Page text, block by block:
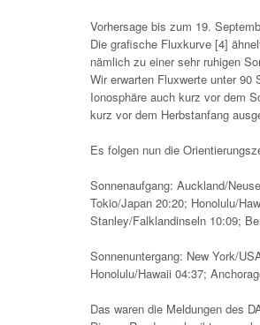
Vorhersage bis zum 19.
Die grafische Fluxkurve [4]
nämlich zu einer sehr ruhigen
Wir erwarten Fluxwerte unter
Ionosphäre auch kurz vor dem
kurz vor dem Herbstanfang
Es folgen nun die
Sonnenaufgang: Auckland/
Tokio/Japan 20:20; Honolulu/
Stanley/Falklandinseln 10:09;
Sonnenuntergang: New York/
Honolulu/Hawaii 04:37;
Das waren die Meldungen des